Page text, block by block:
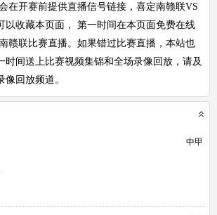
在开赛前提供直播信号链接，喜定南赣联VS
以收藏本页面， 第一时间在本页面免费在线
赣联比赛直播。如果错过比赛直播，本站也
时间送上比赛视频集锦和全场录像回放，请及
回放频道。
中甲